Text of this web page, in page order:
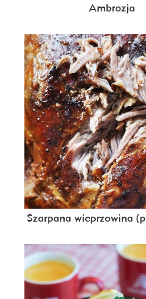
Ambrozja
Szarpana wieprzowina